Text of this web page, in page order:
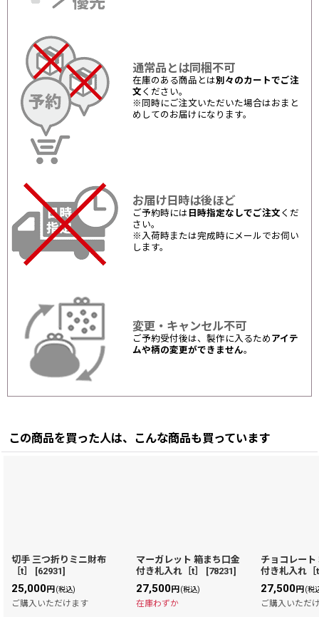
通常品とは同梱不可
在庫のある商品とは別々のカートでご注
文 ください。
※同時にご注文いただいた場合はおまと
めしてのお届けになります。
お届け日時は後ほど
ご予約時には 日時指定なしでご注文 くだ
さい。
※入荷時または完成時にメールでお伺い
します。
変更・キャンセル不可
ご予約受付後は、製作に入るため アイテ
ムや柄の変更ができません。
この商品を買った人は、こんな商品も買っています
切手 三つ折りミニ財布
［t］
[62931]
25,000円(税込)
ご購入いただけます
マーガレット 箱まち口金
付き札入れ［t］
[78231]
27,500円(税込)
在庫わずか
チョコレー
付き札入れ［
27,500円(税
ご購入いただ